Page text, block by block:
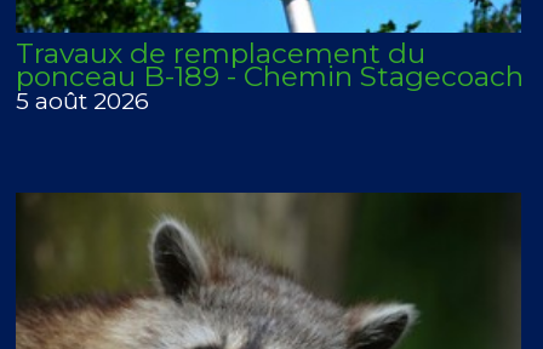
Travaux de remplacement du
ponceau B-189 - Chemin Stagecoach
5 août 2026